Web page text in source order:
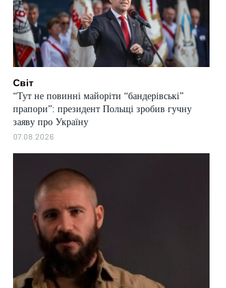
Світ
“Тут не повинні майоріти “бандерівські”
прапори”: президент Польщі зробив гучну
заяву про Україну
07.08.2026